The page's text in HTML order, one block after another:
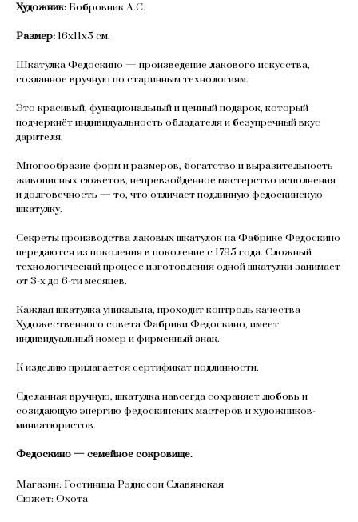
Художник:Бобровник А.С.
Размер: 16х11х5 см.
Шкатулка Федоскино — произведение лакового искусства,
созданное вручную по старинным технологиям.
Это красивый, функциональный и ценный подарок, который
подчеркнёт индивидуальность обладателя и безупречный вкус
дарителя.
Многообразие форм и размеров, богатство и выразительность
живописных сюжетов, непревзойденное мастерство исполнения
и долговечность — то, что отличает подлинную федоскинскую
шкатулку.
Секреты производства лаковых шкатулок на Фабрике Федоскино
передаются из поколения в поколение с 1795 года. Сложный
технологический процесс изготовления одной шкатулки занимает
от 3-х до 6-ти месяцев.
Каждая шкатулка уникальна, проходит контроль качества
Художественного совета Фабрики Федоскино, имеет
индивидуальный номер и фирменный знак.
К изделию прилагается сертификат подлинности.
Сделанная вручную, шкатулка навсегда сохраняет любовь и
созидающую энергию федоскинских мастеров и художников-
миниатюристов.
Федоскино — семейное сокровище.
Магазин: Гостиница Рэдиссон Славянская
Сюжет: Охота